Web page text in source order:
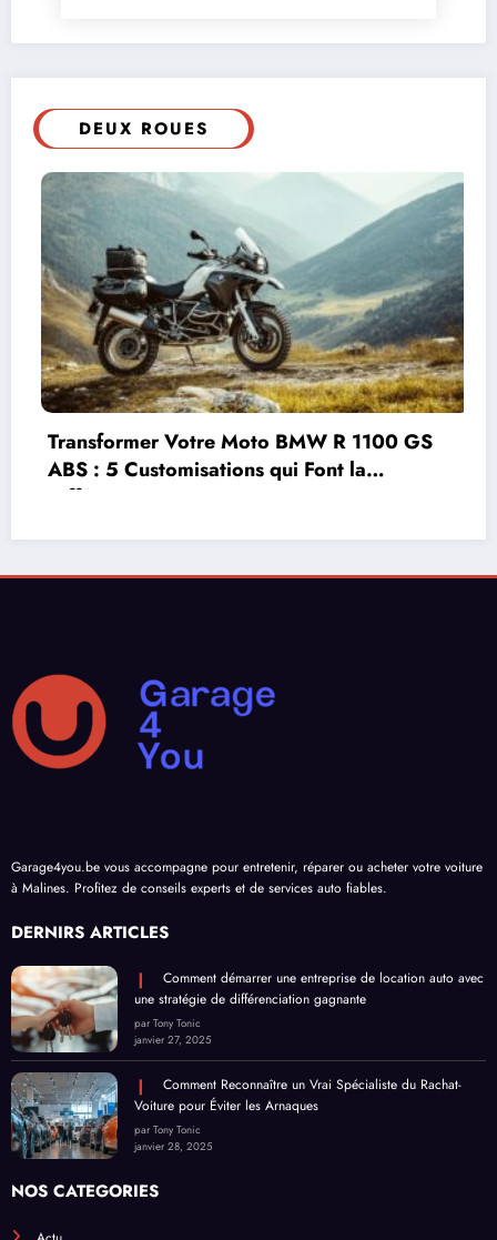
DEUX ROUES
GS
Covering moto ou peinture : quelle
choisir selon l’état de la surface de
Garage4you.be vous accompagne pour entretenir, réparer ou acheter votre voiture
à Malines. Profitez de conseils experts et de services auto fiables.
DERNIRS ARTICLES
Comment démarrer une entreprise de location auto avec
une stratégie de différenciation gagnante
par Tony Tonic
janvier 27, 2025
Comment Reconnaître un Vrai Spécialiste du Rachat-
Voiture pour Éviter les Arnaques
par Tony Tonic
janvier 28, 2025
NOS CATEGORIES